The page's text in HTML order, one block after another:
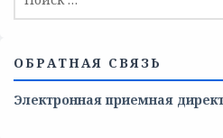
ОБРАТНАЯ СВЯЗЬ
Электронная приемная